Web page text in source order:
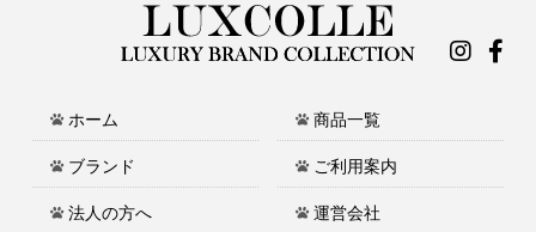
ホーム 商品一覧
ブランド ご利用案内
法人の方へ 運営会社